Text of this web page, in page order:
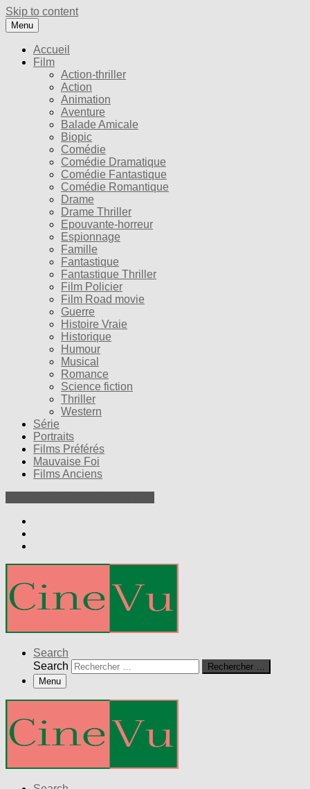
Skip to content
Menu
Accueil
Film
Action-thriller
Action
Animation
Aventure
Balade Amicale
Biopic
Comédie
Comédie Dramatique
Comédie Fantastique
Comédie Romantique
Drame
Drame Thriller
Epouvante-horreur
Espionnage
Famille
Fantastique
Fantastique Thriller
Film Policier
Film Road movie
Guerre
Histoire Vraie
Historique
Humour
Musical
Romance
Science fiction
Thriller
Western
Série
Portraits
Films Préférés
Mauvaise Foi
Films Anciens
Search
Search
Rechercher …
Menu